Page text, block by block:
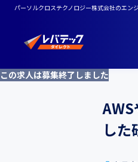
パーソルクロステクノロジー株式会社のエン
この求人は募集終了しました
した